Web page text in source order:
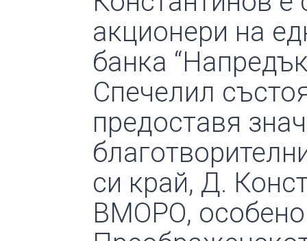
акционери на
банка
Спечелил
предоставя
си край, Д.
ВМОРО,